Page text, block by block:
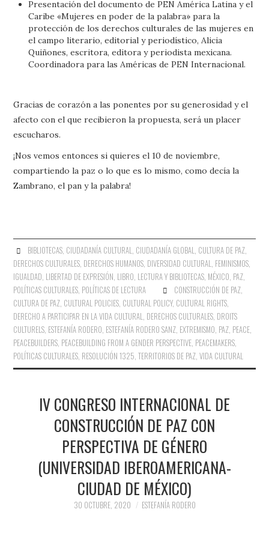
Presentación del documento de PEN América Latina y el
Caribe «Mujeres en poder de la palabra» para la
protección de los derechos culturales de las mujeres en
el campo literario, editorial y periodístico, Alicia
Quiñones, escritora, editora y periodista mexicana.
Coordinadora para las Américas de PEN Internacional.
Gracias de corazón a las ponentes por su generosidad y el
afecto con el que recibieron la propuesta, será un placer
escucharos.
¡Nos vemos entonces si quieres el 10 de noviembre,
compartiendo la paz o lo que es lo mismo, como decía la
Zambrano, el pan y la palabra!
BIBLIOTECAS, CIUDADANÍA CULTURAL, CIUDADANÍA GLOBAL, CULTURA DE PAZ,
DERECHOS CULTURALES, DERECHOS HUMANOS, DIVERSIDAD CULTURAL, FEMINISMOS,
IGUALDAD, LIBERTAD DE EXPRESIÓN, LIBRO, LECTURA Y BIBLIOTECAS, MÉXICO, PAZ,
POLÍTICAS CULTURALES, POLÍTICAS DE LECTURA CONSTRUCCIÓN DE PAZ,
CULTURA DE PAZ, CULTURAL POLICIES, CULTURAL POLICY, CULTURAL RIGHTS,
DERECHO A PARTICIPAR EN LA VIDA CULTURAL, DERECHOS CULTURALES, DROITS
CULTURELS, ESTEFANÍA RODERO, ESTEFANÍA RODERO SANZ, EXTREMISMO, PAZ, PEACE,
PEACEBUILDERS, PEACEBUILDING FROM A GENDER PERSPECTIVE, PEACEMAKERS,
POLÍTICAS CULTURALES, RESOLUCIÓN 1325,TERRITORIOS DE PAZ,VIDA CULTURAL
IV CONGRESO INTERNACIONAL DE
CONSTRUCCIÓN DE PAZ CON
PERSPECTIVA DE GÉNERO
(UNIVERSIDAD IBEROAMERICANA-
CIUDAD DE MÉXICO)
30 OCTUBRE, 2020 ESTEFANÍA RODERO